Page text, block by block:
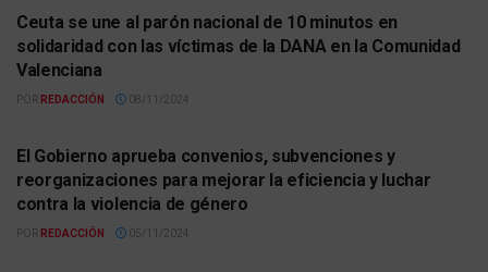
Ceuta se une al parón nacional de 10 minutos en
solidaridad con las víctimas de la DANA en la Comunidad
Valenciana
POR REDACCIÓN 08/11/2024
El Gobierno aprueba convenios, subvenciones y
reorganizaciones para mejorar la eficiencia y luchar
contra la violencia de género
POR REDACCIÓN 05/11/2024